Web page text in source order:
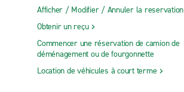
Afficher / Modifier / Annuler la reservation
Obtenir un reçu
Commencer une réservation de camion de
déménagement ou de fourgonnette
Location de véhicules à court terme